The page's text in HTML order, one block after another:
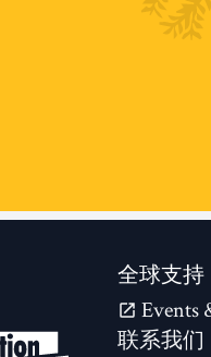
全球支持
Events
联系我们